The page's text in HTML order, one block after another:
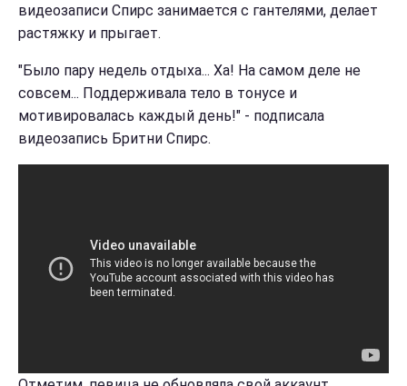
видеозаписи Спирс занимается с гантелями, делает
растяжку и прыгает.
"Было пару недель отдыха... Ха! На самом деле не
совсем... Поддерживала тело в тонусе и
мотивировалась каждый день!" - подписала
видеозапись Бритни Спирс.